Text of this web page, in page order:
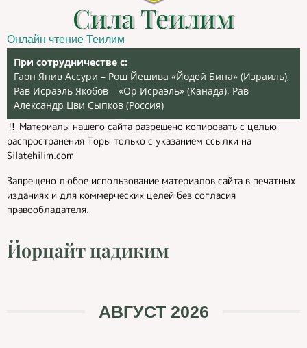
Сила Теилим
Онлайн чтение Теилим
При сотрудничестве с:
Гаон Янив Ассури – Рош Йешива «Йодей Бина» (Израиль),
Рав Исраэль Якобов – «Ор Исраэль» (Канада), Рав
Александр Цви Сыпков (Россия)
‼️ Материалы нашего сайта разрешено копировать с целью
распространения Торы только с указанием ссылки на
Silatehilim.com
Запрещено любое использование материалов сайта в печатных
изданиях и для коммерческих целей без согласия
правообладателя.
Йорцайт цадиким
АВГУСТ 2026